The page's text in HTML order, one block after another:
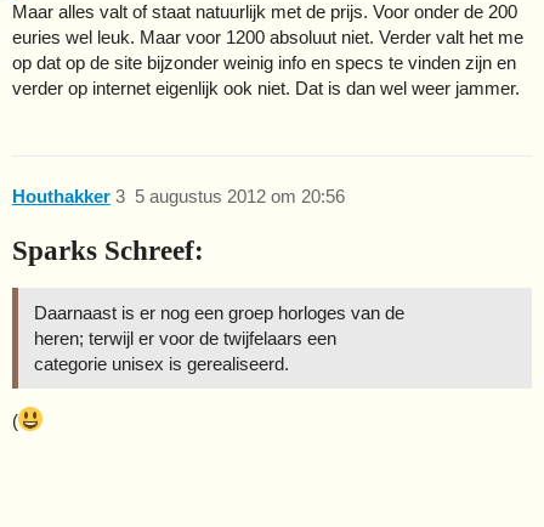
Maar alles valt of staat natuurlijk met de prijs. Voor onder de 200
euries wel leuk. Maar voor 1200 absoluut niet. Verder valt het me
op dat op de site bijzonder weinig info en specs te vinden zijn en
verder op internet eigenlijk ook niet. Dat is dan wel weer jammer.
Houthakker 5 augustus 2012 om 20:56
3
Sparks Schreef:
Daarnaast is er nog een groep horloges van de
heren; terwijl er voor de twijfelaars een
categorie unisex is gerealiseerd.
(